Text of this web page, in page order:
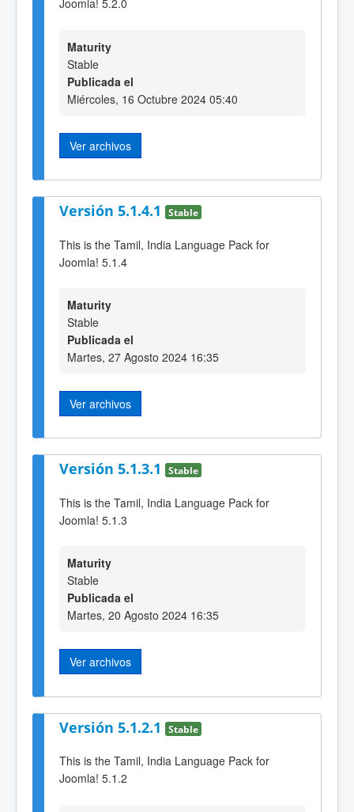
Joomla! 5.2.0
Maturity
Stable
Publicada el
Miércoles, 16 Octubre 2024 05:40
Ver archivos
Versión 5.1.4.1 Stable
This is the Tamil, India Language Pack for
Joomla! 5.1.4
Maturity
Stable
Publicada el
Martes, 27 Agosto 2024 16:35
Ver archivos
Versión 5.1.3.1 Stable
This is the Tamil, India Language Pack for
Joomla! 5.1.3
Maturity
Stable
Publicada el
Martes, 20 Agosto 2024 16:35
Ver archivos
Versión 5.1.2.1 Stable
This is the Tamil, India Language Pack for
Joomla! 5.1.2